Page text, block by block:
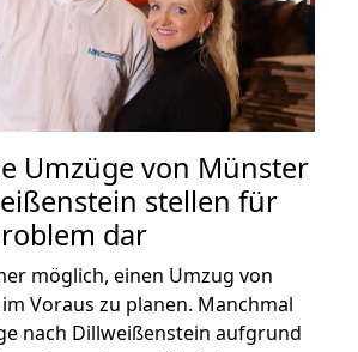
Umzüge von Münster
stellen für
dar
möglich, einen Umzug von
Voraus zu planen. Manchmal
nach Dillweißenstein aufgrund